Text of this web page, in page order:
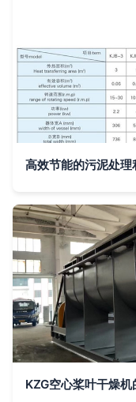
高效节能的污泥处
KZG空心桨叶干燥